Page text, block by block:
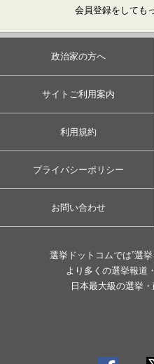
会員登録をしても
政治家の方へ
サイトご利用案内
利用規約
プライバシーポリシー
お問い合わせ
選挙ドットコムでは”選挙
より多くの選挙報道
日本最大級の選挙